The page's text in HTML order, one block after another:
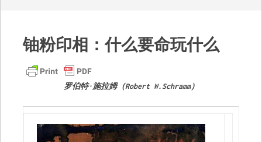
铀粉印相：什么要命玩什么
罗伯特·施拉姆（Robert W.Schramm）